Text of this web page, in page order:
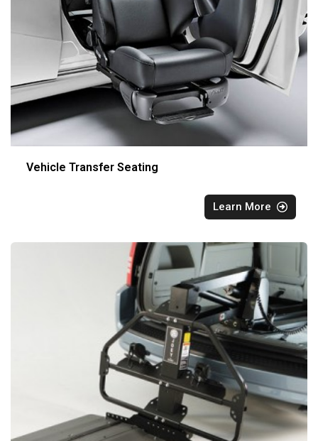
Vehicle Transfer Seating
Learn More